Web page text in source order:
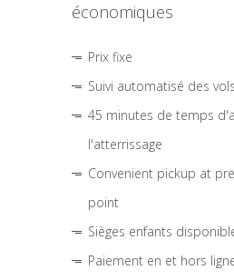
économiques
Prix fixe
Suivi automatisé des vols
45 minutes de temps
l'atterrissage
Convenient pickup at
point
Sièges enfants
Paiement en et hors